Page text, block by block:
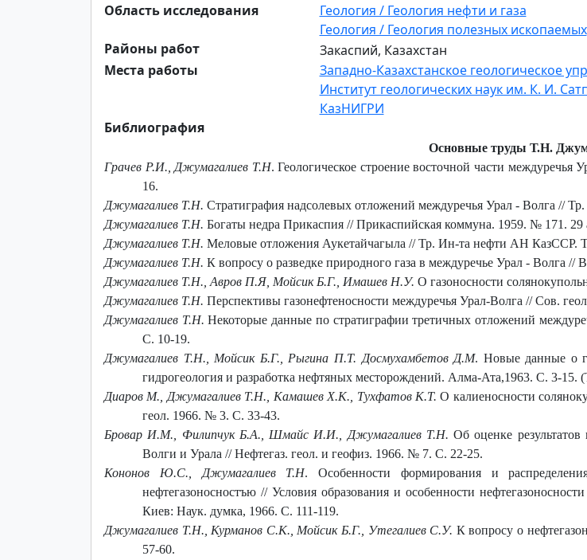
Область исследования
Геология / Геология нефти и газа
Геология / Геология полезных ископаемых
Районы работ
Закаспий, Казахстан
Места работы
Западно-Казахстанское геологическое
Институт геологических наук им. К. И.
КазНИГРИ
Библиография
Основные труды Т.Н.
Грачев Р.И., Джумагалиев Т.Н. Геологическое строение восточной части междуречья
16.
Джумагалиев Т.Н. Стратиграфия надсолевых отложений междуречья Урал - Волга //
Джумагалиев Т.Н. Богаты недра Прикаспия // Прикаспийская коммуна. 1959. № 171. 29
Джумагалиев Т.Н. Меловые отложения Аукетайчагыла // Тр. Ин-та нефти АН КазССР.
Джумагалиев Т.Н. К вопросу о разведке природного газа в междуречье Урал - Волга
Джумагалиев Т.Н., Авров П.Я, Мойсик Б.Г., Имашев Н.У. О газоносности
Джумагалиев Т.Н. Перспективы газонефтеносности междуречья Урал-Волга // Сов.
Джумагалиев Т.Н. Некоторые данные по стратиграфии третичных отложений
С. 10-19.
Джумагалиев Т.Н., Мойсик Б.Г., Рыгина П.Т. Досмухамбетов Д.М. Новые данные о
гидрогеология и разработка нефтяных месторождений. Алма-Ата,1963. С. 3-
Диаров М., Джумагалиев Т.Н., Камашев Х.К., Тухфатов К.Т. О калиеносности
геол. 1966. № 3. С. 33-43.
Бровар И.М., Филипчук Б.А., Шмайс И.И., Джумагалиев Т.Н. Об оценке результатов
Волги и Урала // Нефтегаз. геол. и геофиз. 1966. № 7. С. 22-25.
Кононов Ю.С., Джумагалиев Т.Н. Особенности формирования и
нефтегазоносностъю // Условия образования и особенности
Киев: Наук. думка, 1966. С. 111-119.
Джумагалиев Т.Н., Курманов С.К., Мойсик Б.Г., Утегалиев С.У. К вопросу о
57-60.